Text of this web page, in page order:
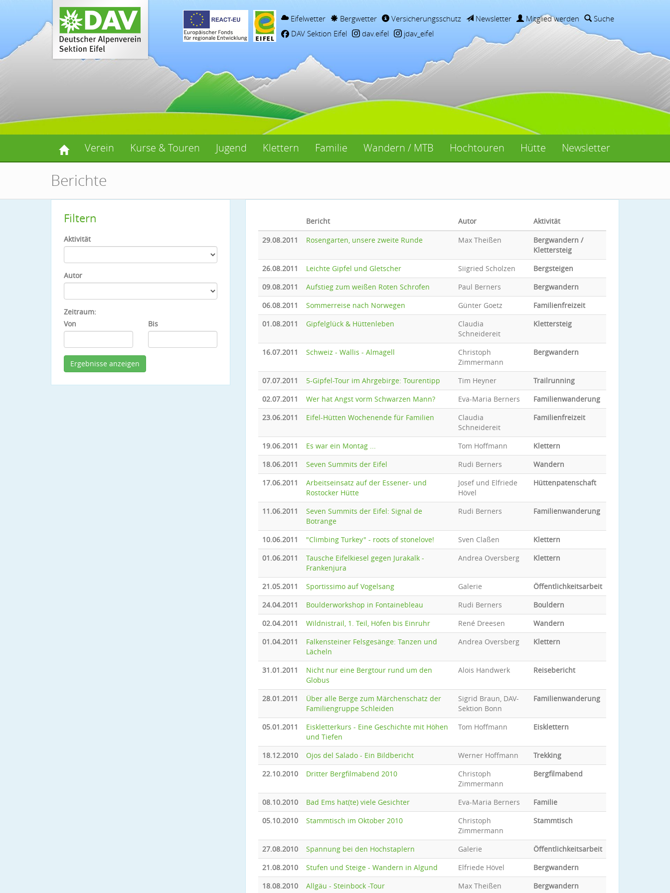
Eifelwetter Bergwetter Versicherungsschutz Newsletter Mitglied werden
Suche
DAV Sektion Eifel
dav.eifel jdav_eifel
Verein Kurse & Touren Jugend Klettern Familie Wandern / MTB Hochtouren Hütte Newsletter
Berichte
Filtern
Aktivität
Autor
Zeitraum:
Von
Bis
Bericht Autor
Aktivität
29.08.2011
Rosengarten, unsere zweite Runde Max Theißen
Bergwandern /
Klettersteig
26.08.2011
Leichte Gipfel und Gletscher Siigried Scholzen
Bergsteigen
09.08.2011
Aufstieg zum weißen Roten Schrofen Paul Berners
Bergwandern
06.08.2011
Sommerreise nach Norwegen Günter Goetz
Familienfreizeit
01.08.2011
Gipfelglück & Hüttenleben
Claudia
Schneidereit
Klettersteig
16.07.2011 Schweiz - Wallis - Almagell
Christoph
Zimmermann
Bergwandern
07.07.2011 5-Gipfel-Tour im Ahrgebirge: Tourentipp Tim Heyner
Trailrunning
02.07.2011
Wer hat Angst vorm Schwarzen Mann? Eva-Maria Berners
Familienwanderung
23.06.2011
Eifel-Hütten Wochenende für Familien
Claudia
Schneidereit
Familienfreizeit
19.06.2011 Es war ein Montag ... Tom Hoffmann
Klettern
18.06.2011
Seven Summits der Eifel Rudi Berners
Wandern
17.06.2011
Arbeitseinsatz auf der Essener- und
Rostocker Hütte
Josef und Elfriede
Hövel
Hüttenpatenschaft
11.06.2011
Seven Summits der Eifel: Signal de
Botrange
Rudi Berners Familienwanderung
10.06.2011 "Climbing Turkey" - roots of stonelove! Sven Claßen
Klettern
01.06.2011
Tausche Eifelkiesel gegen Jurakalk -
Frankenjura
Andrea Oversberg Klettern
21.05.2011 Sportissimo auf Vogelsang Galerie
Öffentlichkeitsarbeit
24.04.2011
Boulderworkshop in Fontainebleau Rudi Berners
Bouldern
02.04.2011
Wildnistrail, 1. Teil, Höfen bis Einruhr René Dreesen
Wandern
01.04.2011
Falkensteiner Felsgesänge: Tanzen und
Lächeln
Andrea Oversberg Klettern
31.01.2011
Nicht nur eine Bergtour rund um den
Globus
Alois Handwerk Reisebericht
28.01.2011
Über alle Berge zum Märchenschatz der
Familiengruppe Schleiden
Sigrid Braun, DAV-
Sektion Bonn
Familienwanderung
05.01.2011
Eiskletterkurs - Eine Geschichte mit Höhen
und Tiefen
Tom Hoffmann Eisklettern
18.12.2010 Ojos del Salado - Ein Bildbericht Werner Hoffmann
Trekking
22.10.2010
Dritter Bergfilmabend 2010
Christoph
Zimmermann
Bergfilmabend
08.10.2010 Bad Ems hat(te) viele Gesichter Eva-Maria Berners
Familie
05.10.2010
Stammtisch im Oktober 2010
Christoph
Zimmermann
Stammtisch
27.08.2010 Spannung bei den Hochstaplern Galerie
Öffentlichkeitsarbeit
21.08.2010
Stufen und Steige - Wandern in Algund Elfriede Hövel
Bergwandern
18.08.2010
Allgäu - Steinbock -Tour Max Theißen Bergwandern